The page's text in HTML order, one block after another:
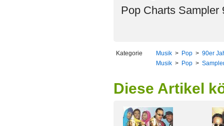
Pop Charts Sampler
Kategorie Musik > Pop > 90er
Musik > Pop >
Diese Artikel